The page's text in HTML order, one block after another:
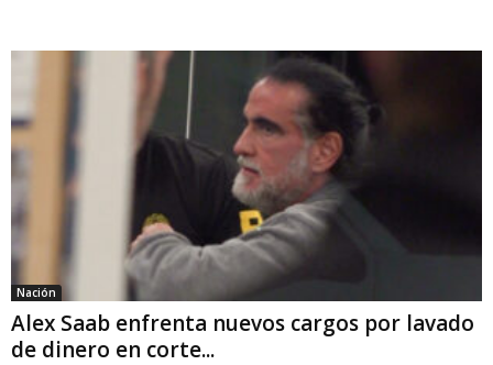
Nación
Alex Saab enfrenta nuevos cargos por lavado
de dinero en corte...